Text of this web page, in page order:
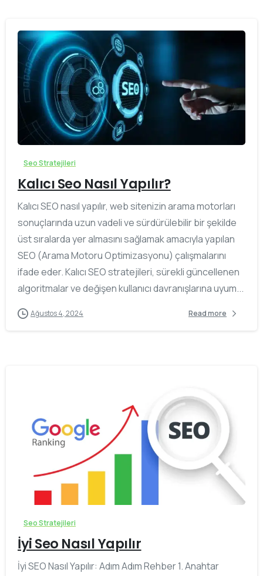
Seo Stratejileri
Kalıcı Seo Nasıl Yapılır?
Kalıcı SEO nasıl yapılır, web sitenizin arama motorları
sonuçlarında uzun vadeli ve sürdürülebilir bir şekilde
üst sıralarda yer almasını sağlamak amacıyla yapılan
SEO (Arama Motoru Optimizasyonu) çalışmalarını
ifade eder. Kalıcı SEO stratejileri, sürekli güncellenen
algoritmalar ve değişen kullanıcı davranışlarına uyum...
Ağustos 4, 2024 Read more
0
Seo Stratejileri
İyi Seo Nasıl Yapılır
İyi SEO Nasıl Yapılır: Adım Adım Rehber 1. Anahtar